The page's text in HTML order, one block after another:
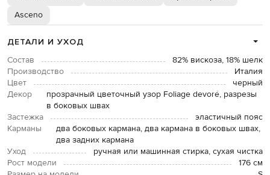
Asceno
ДЕТАЛИ И УХОД
Состав
82% вискоза, 18% шелк
Производство
Италия
Цвет
черный
Декор
прозрачный цветочный узор Foliage devoré, разрезы
в боковых швах
Застежка
эластичный пояс
Карманы
два боковых кармана, два кармана в боковых швах,
два задних кармана
Уход
ручная или машинная стирка, сухая чистка
Рост модели
176 см